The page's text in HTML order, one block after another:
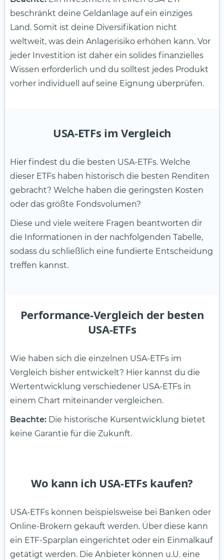
beschränkt deine Geldanlage auf ein einziges
Land. Somit ist deine Diversifikation nicht
weltweit, was dein Anlagerisiko erhöhen kann. Vor
jeder Investition ist daher ein solides finanzielles
Wissen erforderlich und du solltest jedes Produkt
vorher individuell auf seine Eignung überprüfen.
USA-ETFs im Vergleich
Hier findest du die besten USA-ETFs. Welche
dieser ETFs haben historisch die besten Renditen
gebracht? Welche haben die geringsten Kosten
oder das größte Fondsvolumen?
Diese und viele weitere Fragen beantworten dir
die Informationen in der nachfolgenden Tabelle,
sodass du schließlich eine fundierte Entscheidung
treffen kannst.
Performance-Vergleich der besten
USA-ETFs
Wie haben sich die einzelnen USA-ETFs im
Vergleich bisher entwickelt? Hier kannst du die
Wertentwicklung verschiedener USA-ETFs in
einem Chart miteinander vergleichen.
Beachte: Die historische Kursentwicklung bietet
keine Garantie für die Zukunft.
Wo kann ich USA-ETFs kaufen?
USA-ETFs können beispielsweise bei Banken oder
Online-Brokern gekauft werden. Über diese kann
ein ETF-Sparplan eingerichtet oder ein Einmalkauf
getätigt werden. Die Anbieter können u.U. eine